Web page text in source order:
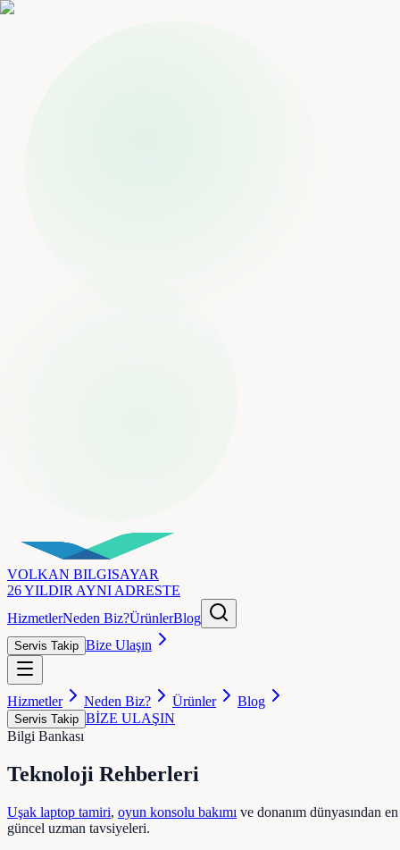
VOLKAN BILGISAYAR
26 YILDIR AYNI ADRESTE
HizmetlerNeden Biz?ÜrünlerBlog
Servis Takip Bize Ulaşın
Hizmetler Neden Biz? Ürünler Blog
Servis Takip BİZE ULAŞIN
Bilgi Bankası
Teknoloji Rehberleri
Uşak laptop tamiri, oyun konsolu bakımı ve donanım dünyasından en
güncel uzman tavsiyeleri.